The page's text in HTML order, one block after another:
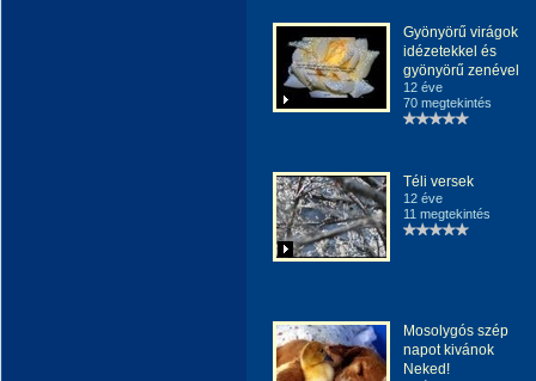
Gyönyörű virágok
idézetekkel és
gyönyörű zenével
12 éve
70 megtekintés
Téli versek
12 éve
11 megtekintés
Mosolygós szép
napot kivánok
Neked!